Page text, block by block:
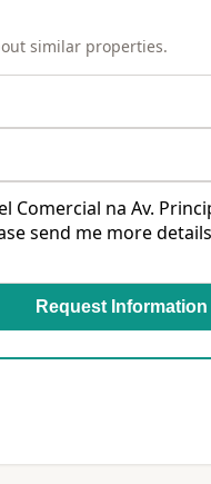
similar properties.
Request Information